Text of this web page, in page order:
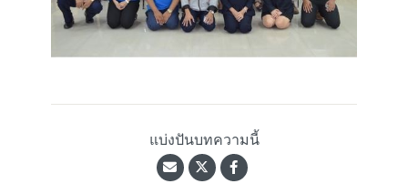
แบ่งปันบทความนี้